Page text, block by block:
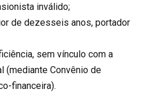
inválido;
de dezesseis anos, portador
sem vínculo com a
(mediante Convênio de
financeira).